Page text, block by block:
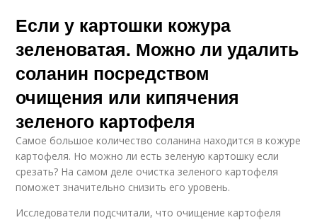
Если у картошки кожура
зеленоватая. Можно ли удалить
соланин посредством
очищения или кипячения
зеленого картофеля
Самое большое количество соланина находится в кожуре
картофеля. Но можно ли есть зеленую картошку если
срезать? На самом деле очистка зеленого картофеля
поможет значительно снизить его уровень.
Исследователи подсчитали, что очищение картофеля